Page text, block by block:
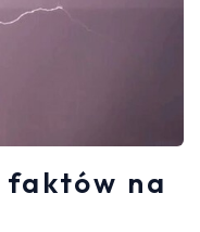
faktów na